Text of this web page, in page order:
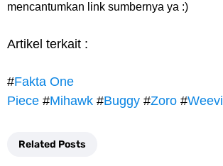
mencantumkan link sumbernya ya :)
Artikel terkait :
#Fakta One
Piece #Mihawk #Buggy #Zoro #Weevil
Related Posts